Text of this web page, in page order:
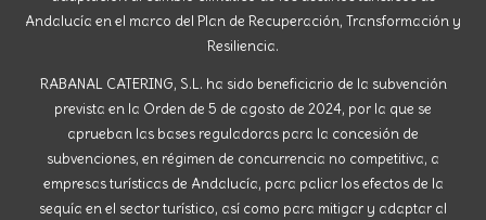
Andalucía en el marco del Plan de Recuperación, Transformación y
Resiliencia.
RABANAL CATERING, S.L. ha sido beneficiario de la subvención
prevista en la Orden de 5 de agosto de 2024, por la que se
aprueban las bases reguladoras para la concesión de
subvenciones, en régimen de concurrencia no competitiva, a
empresas turísticas de Andalucía, para paliar los efectos de la
sequía en el sector turístico, así como para mitigar y adaptar al